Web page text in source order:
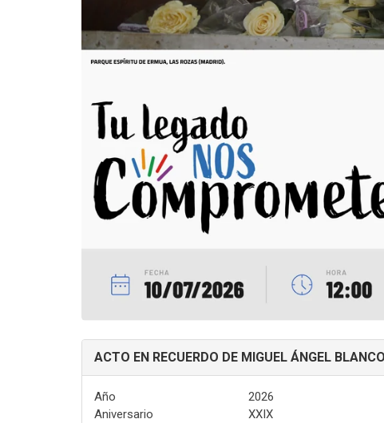
ACTO EN RECUERDO DE MIGUEL ÁNGEL
Año
2026
Aniversario
XXIX